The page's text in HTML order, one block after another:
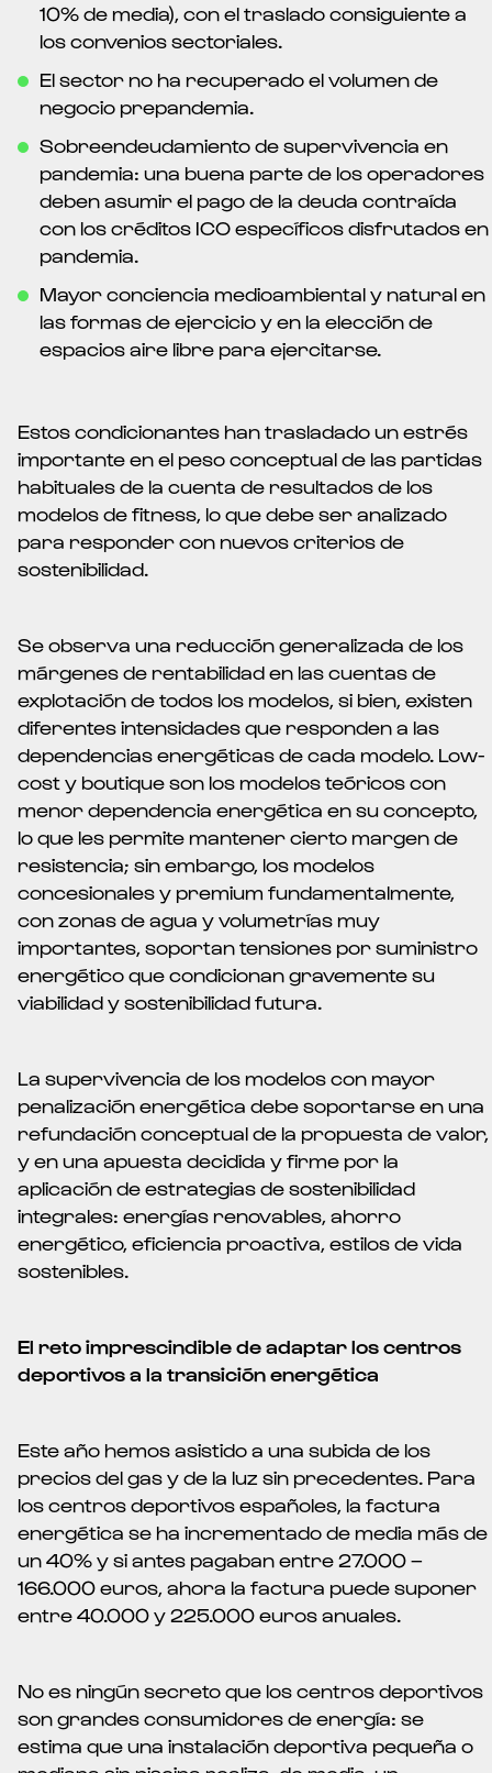
10% de media), con el traslado consiguiente a
los convenios sectoriales.
El sector no ha recuperado el volumen de
negocio prepandemia.
Sobreendeudamiento de supervivencia en
pandemia: una buena parte de los operadores
deben asumir el pago de la deuda contraída
con los créditos ICO específicos disfrutados en
pandemia.
Mayor conciencia medioambiental y natural en
las formas de ejercicio y en la elección de
espacios aire libre para ejercitarse.
Estos condicionantes han trasladado un estrés
importante en el peso conceptual de las partidas
habituales de la cuenta de resultados de los
modelos de fitness, lo que debe ser analizado
para responder con nuevos criterios de
sostenibilidad.
Se observa una reducción generalizada de los
márgenes de rentabilidad en las cuentas de
explotación de todos los modelos, si bien, existen
diferentes intensidades que responden a las
dependencias energéticas de cada modelo. Low-
cost y boutique son los modelos teóricos con
menor dependencia energética en su concepto,
lo que les permite mantener cierto margen de
resistencia; sin embargo, los modelos
concesionales y premium fundamentalmente,
con zonas de agua y volumetrías muy
importantes, soportan tensiones por suministro
energético que condicionan gravemente su
viabilidad y sostenibilidad futura.
La supervivencia de los modelos con mayor
penalización energética debe soportarse en una
refundación conceptual de la propuesta de valor,
y en una apuesta decidida y firme por la
aplicación de estrategias de sostenibilidad
integrales: energías renovables, ahorro
energético, eficiencia proactiva, estilos de vida
sostenibles.
El reto imprescindible de adaptar los centros
deportivos a la transición energética
Este año hemos asistido a una subida de los
precios del gas y de la luz sin precedentes. Para
los centros deportivos españoles, la factura
energética se ha incrementado de media más de
un 40% y si antes pagaban entre 27.000 –
166.000 euros, ahora la factura puede suponer
entre 40.000 y 225.000 euros anuales.
No es ningún secreto que los centros deportivos
son grandes consumidores de energía: se
estima que una instalación deportiva pequeña o